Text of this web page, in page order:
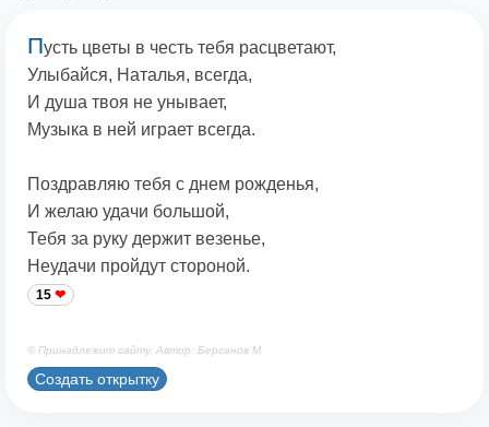
Пусть цветы в честь тебя расцветают,
Улыбайся, Наталья, всегда,
И душа твоя не унывает,
Музыка в ней играет всегда.
Поздравляю тебя с днем рожденья,
И желаю удачи большой,
Тебя за руку держит везенье,
Неудачи пройдут стороной.
15
© Принадлежит сайту. Автор: Берсанов М.
Создать открытку